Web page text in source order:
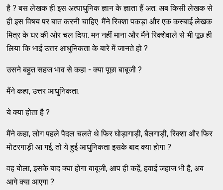
है ? बस लेखक ही इस अत्याधुनिक ज्ञान के ज्ञाता हैं अत: अब किसी लेखक से
ही इस विषय पर बात करनी चाहिए. मैंने रिक्शा पकड़ा और एक कस्बाई लेखक
मित्र के घर की ओर चल दिया. मन नहीं माना और मैंने रिक्शेवाले से भी पूछ ही
लिया कि भाई उत्तर आधुनिकता के बारे में जानते हो ?
उसने बहुत सहज भाव से कहा - क्या पूछा बाबूजी ?
मैंने कहा, उत्तर आधुनिकता.
ये क्या होता है ?
मैंने कहा, लोग पहले पैदल चलते थे फिर घोड़ागाड़ी, बैलगाड़ी, रिक्शा और फिर
मोटरगाड़ी आ गई, तो ये हुई आधुनिकता इसके बाद क्या होगा ?
वह बोला, इसके बाद क्या होगा बाबूजी, आप ही कहें, हवाई जहाज भी है, अब
आगे क्या आएगा ?